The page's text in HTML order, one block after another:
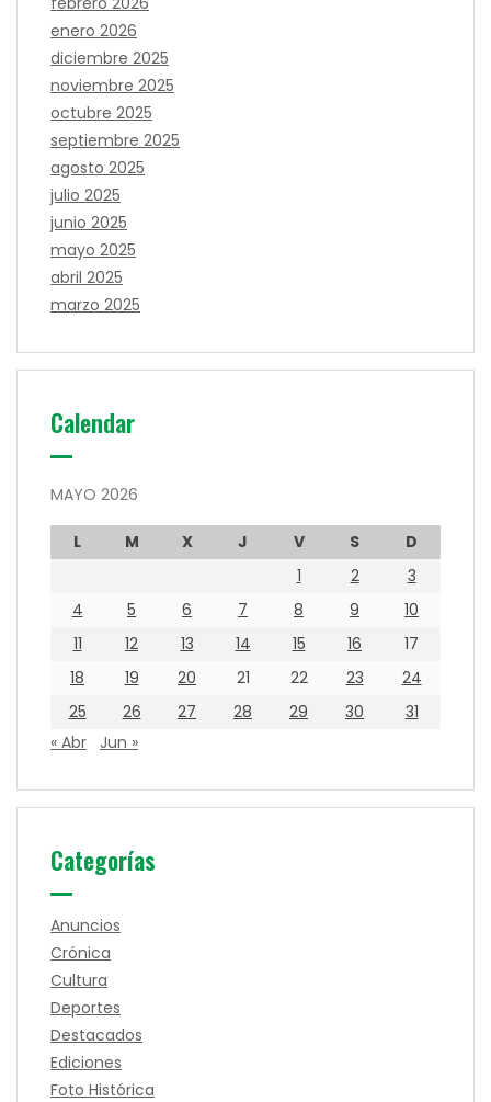
enero 2026
diciembre 2025
noviembre 2025
octubre 2025
septiembre 2025
agosto 2025
julio 2025
junio 2025
mayo 2025
abril 2025
marzo 2025
Calendar
MAYO 2026
L M X J V S
D
1
2
3
4
5 6 7 8 9
10
11
12 13 14 15 16
17
18
19 20 21 22 23
24
25
26 27 28 29 30
31
« Abr
Jun »
Categorías
Anuncios
Crónica
Cultura
Deportes
Destacados
Ediciones
Foto Histórica